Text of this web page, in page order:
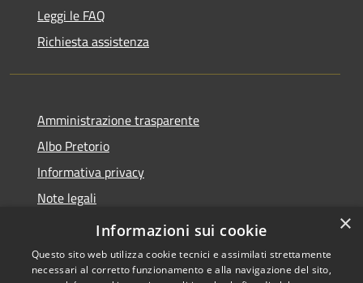
Leggi le FAQ
Richiesta assistenza
Amministrazione trasparente
Albo Pretorio
Informativa privacy
Note legali
Dichiarazione di accessibilità
×
Informazioni sui cookie
Questo sito web utilizza cookie tecnici e assimilati strettamente
necessari al corretto funzionamento e alla navigazione del sito,